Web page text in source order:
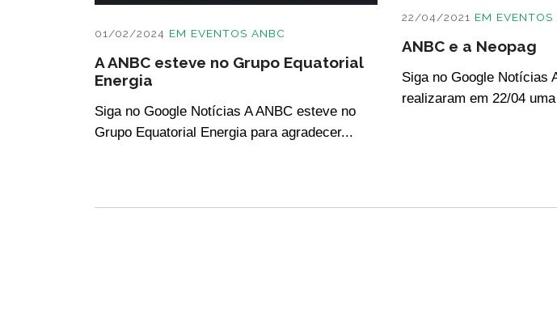
01/02/2024 EM EVENTOS ANBC
A ANBC esteve no Grupo Equatorial
Energia
Siga no Google Notícias A ANBC esteve no
Grupo Equatorial Energia para agradecer...
22/04/2021 EM EVENTOS
ANBC e a Neopag
Siga no Google Notícias
realizaram em 22/04